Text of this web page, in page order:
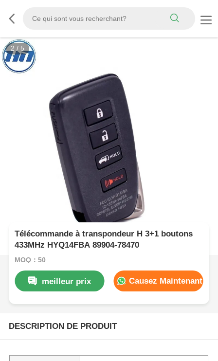
2 / 5
Télécommande à transpondeur H 3+1 boutons
433MHz HYQ14FBA 89904-78470
MOQ：50
meilleur prix Causez Maintenant
DESCRIPTION DE PRODUIT